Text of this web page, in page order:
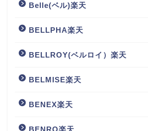
Belle(ベル)楽天
BELLPHA楽天
BELLROY(ベルロイ）楽天
BELMISE楽天
BENEX楽天
BENRO楽天